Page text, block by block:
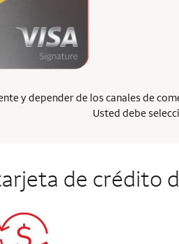
y depender de los canales de
Usted debe
de crédito